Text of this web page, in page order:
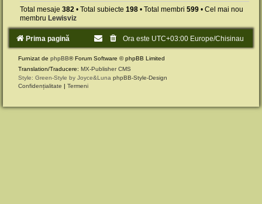
Total mesaje 382 • Total subiecte 198 • Total membri 599 • Cel mai nou
membru Lewisviz
Prima pagină Ora este UTC+03:00 Europe/Chisinau
Furnizat de phpBB® Forum Software © phpBB Limited
Translation/Traducere: MX-Publisher CMS
Style: Green-Style by Joyce&Luna phpBB-Style-Design
Confidențialitate | Termeni